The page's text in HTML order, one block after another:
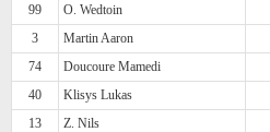
99 O. Wedtoin
3
Martin Aaron
74
Doucoure Mamedi
40
Klisys Lukas
13
Z. Nils